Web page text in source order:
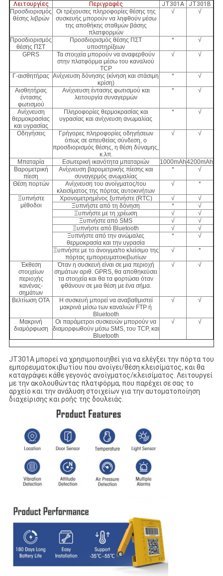
Λειτουργίες Περιγραφές JT301A
JT301B
Προσδιορισμός
θέσης λιβρών
Οι τρέχουσες πληροφορίες θέσης της
συσκευής μπορούν να ληφθούν μέσω
της αποθήκης σταθμών βάσης
πλατφορμών
√ √
Προσδιορισμός
θέσης ΠΣΤ
Προσδιορισμός θέσης ΠΣΤ
υποστηρίξεων
* √
GPRS
Τα στοιχεία μπορούν να αναφερθούν
στην πλατφόρμα μέσω του καναλιού
TCP
√ √
Γ-αισθητήρας
Ανίχνευση δόνησης (κίνηση και στάσιμη
κρίση)
* √
Αισθητήρας
έντασης
φωτισμού
Ανίχνευση έντασης φωτισμού και
λειτουργία συναγερμών
* √
Ανίχνευση
θερμοκρασίας
και υγρασίας
Πληροφορίες θερμοκρασίας και
υγρασίας και ανίχνευση ανωμαλίας
* √
Οδηγήσεις
Γρήγορες πληροφορίες οδηγήσεων
όπως σε απευθείας σύνδεση, ο
προσδιορισμός θέσης, η θέση δύναμης,
κ.λπ.
√ √
Μπαταρία Εσωτερική ικανότητα μπαταριών 1000mAh4200mAh
Βαρομετρική
πίεση
Ανίχνευση βαρομετρικής πίεσης και
συναγερμός ανωμαλίας
* √
Θέση πορτών
Ανίχνευση του ανοίγματος/του
κλεισίματος της πόρτας αυτοκινήτων
√ *
Ξυπνήστε
μέθοδοι
Χρονομετρημένος ξυπνήστε (RTC) √
√
Ξυπνήστε από τη δόνηση
*
√
Ξυπνήστε με τη χρέωση
√
√
Ξυπνήστε από SMS
√
√
Ξυπνήστε από Bluetooth
√
√
Ξυπνήστε από την ανώμαλες
θερμοκρασία και την υγρασία
* √
Ξυπνήστε με το άνοιγμα/το κλείσιμο της
πόρτας εμπορευματοκιβωτίων
√ *
Έκθεση
στοιχείων
περιοχής
κανένας-
σημάτων
Όταν η συσκευή είναι σε μια περιοχή
σημάτων αριθ. GPRS, θα αποθηκεύσει
τα στοιχεία και θα τα φορτώσει όταν
φθάνουν σε μια θέση με ένα σήμα.
√ √
Βελτίωση OTA
Η συσκευή μπορεί να αναβαθμιστεί
μακρινά μέσω των καναλιών FTP ή
Bluetooth
√ √
Μακρινή
διαμόρφωση
Οι παράμετροι συσκευών μπορούν να
διαμορφωθούν μέσω SMS, του TCP, και
Bluetooth
√ √
JT301A μπορεί να χρησιμοποιηθεί για να ελέγξει την πόρτα του
εμπορευματοκιβωτίου που ανοίγει/θέση κλεισίματος, και θα
καταγράψει κάθε γεγονός ανοίγματος/κλεισίματος. Λειτουργεί
με την ακολουθώντας πλατφόρμα, που παρέχει σε σας το
αρχείο και την ανάλυση στοιχείων για την αυτοματοποίηση
διαχείρισης και ροής της δουλειάς.